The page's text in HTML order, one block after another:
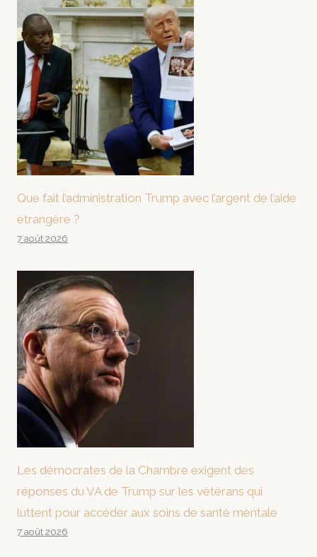
Que fait l’administration Trump avec l’argent de l’aide
étrangère ?
7 août 2026
Les démocrates de la Chambre exigent des
réponses du VA de Trump sur les vétérans qui
luttent pour accéder aux soins de santé mentale
7 août 2026